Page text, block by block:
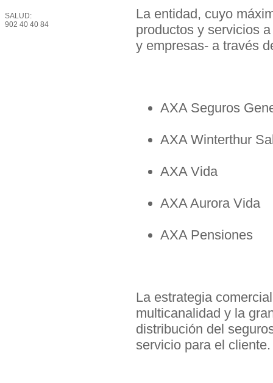
902 40 40 84
La entidad, cuyo
productos y servicios
y empresas- a través
AXA Seguros
AXA Winterthur
AXA Vida
AXA Aurora Vida
AXA Pensiones
La estrategia
multicanalidad y la
distribución del
servicio para el cliente.